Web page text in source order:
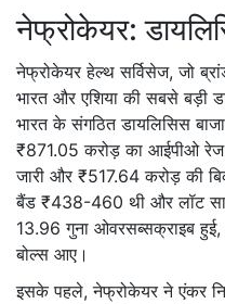
नेफ्रोकेयर:
नेफ्रोकेयर हेल्थ सर्विसेज, जो
भारत और एशिया की सबसे बड़ी
भारत के संगठित डायलिसिस
₹871.05 करोड़ का आईपीओ
जारी और ₹517.64 करोड़ की
बैंड ₹438-460 थी और लॉट
13.96 गुना ओवरसब्सक्राइब
बोल्स आए।
इसके पहले, नेफ्रोकेयर ने एंकर